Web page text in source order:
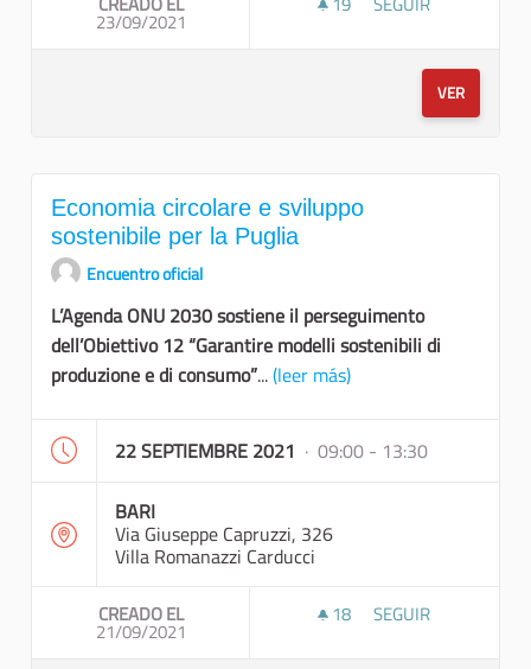
23/09/2021
VER
Economia circolare e sviluppo
sostenibile per la Puglia
Encuentro oficial
L’Agenda ONU 2030 sostiene il perseguimento
dell’Obiettivo 12 “Garantire modelli sostenibili di
produzione e di consumo”...(leer más)
22 SEPTIEMBRE 2021 · 09:00 - 13:30
BARI
Via Giuseppe Capruzzi, 326
Villa Romanazzi Carducci
CREADO EL
21/09/2021
18 18 SEGUIDORAS
SEGUIR